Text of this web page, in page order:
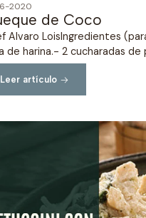
2020
de Coco
Alvaro LoisIngredientes
de harina.- 2 cucharadas de
Leer artículo